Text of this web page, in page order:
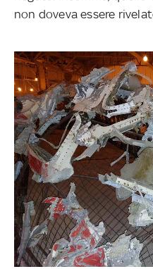
non doveva essere